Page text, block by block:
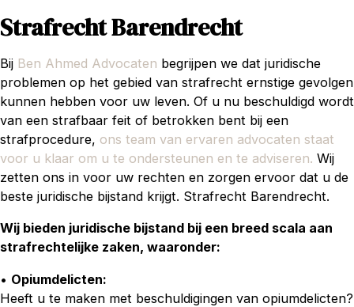
Strafrecht Barendrecht
Bij Ben Ahmed Advocaten begrijpen we dat juridische
problemen op het gebied van strafrecht ernstige gevolgen
kunnen hebben voor uw leven. Of u nu beschuldigd wordt
van een strafbaar feit of betrokken bent bij een
strafprocedure, ons team van ervaren advocaten staat
voor u klaar om u te ondersteunen en te adviseren. Wij
zetten ons in voor uw rechten en zorgen ervoor dat u de
beste juridische bijstand krijgt. Strafrecht Barendrecht.
Wij bieden juridische bijstand bij een breed scala aan
strafrechtelijke zaken, waaronder:
• Opiumdelicten:
Heeft u te maken met beschuldigingen van opiumdelicten?